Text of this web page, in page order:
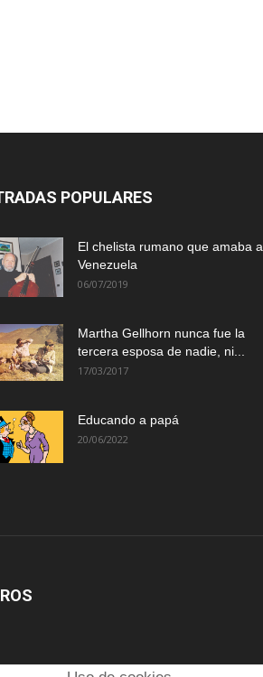
POPULARES
El chelista rumano que amaba a
Venezuela
06/07/2019
Martha Gellhorn nunca fue la
tercera esposa de nadie, ni...
17/03/2017
Educando a papá
20/06/2022